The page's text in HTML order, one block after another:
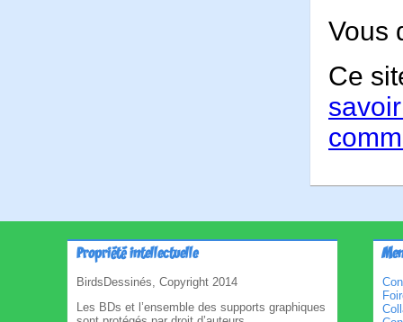
Vous
Ce
Propriété intellectuelle
BirdsDessinés, Copyright 2014
Les BDs et l’ensemble des supports graphiques